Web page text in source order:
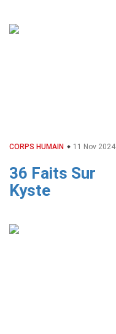
CORPS HUMAIN 11 Nov 2024
36 Faits Sur
Kyste